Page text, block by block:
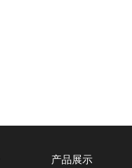
产品展示